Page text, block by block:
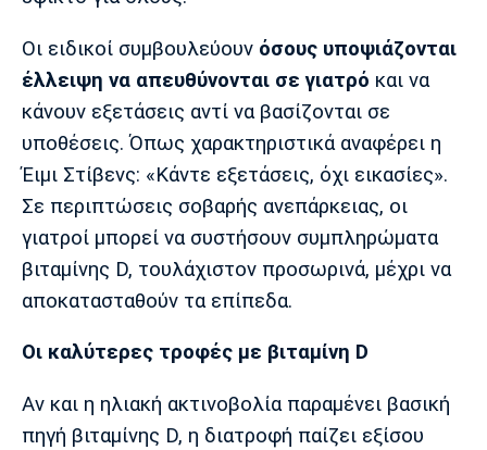
Οι ειδικοί συμβουλεύουν όσους υποψιάζονται
έλλειψη να απευθύνονται σε γιατρό και να
κάνουν εξετάσεις αντί να βασίζονται σε
υποθέσεις. Όπως χαρακτηριστικά αναφέρει η
Έιμι Στίβενς: «Κάντε εξετάσεις, όχι εικασίες».
Σε περιπτώσεις σοβαρής ανεπάρκειας, οι
γιατροί μπορεί να συστήσουν συμπληρώματα
βιταμίνης D, τουλάχιστον προσωρινά, μέχρι να
αποκατασταθούν τα επίπεδα.
Οι καλύτερες τροφές με βιταμίνη D
Αν και η ηλιακή ακτινοβολία παραμένει βασική
πηγή βιταμίνης D, η διατροφή παίζει εξίσου